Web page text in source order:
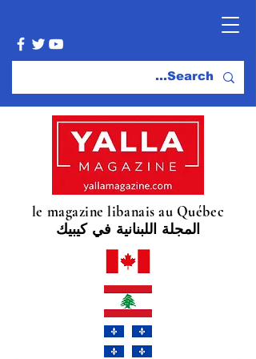
le magazine libanais au Québec
المجلة اللبنانية في كيبيك